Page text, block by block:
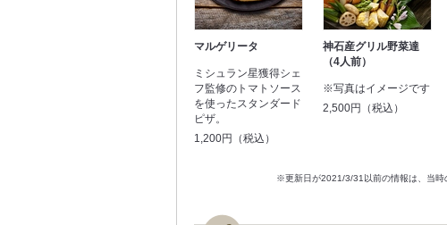
マルゲリータ
ミシュラン星獲得シェ
フ監修のトマトソース
を使ったスタンダード
ピザ。
1,200円（税込）
神石産グリル野菜達
（4人前）
※写真はイメージです
2,500円（税込）
※更新日が2021/3/31以前の情報は、当時